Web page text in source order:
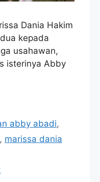
Dania Hakim
kepada
usahawan,
isterinya Abby
abby abadi,
, marissa dania